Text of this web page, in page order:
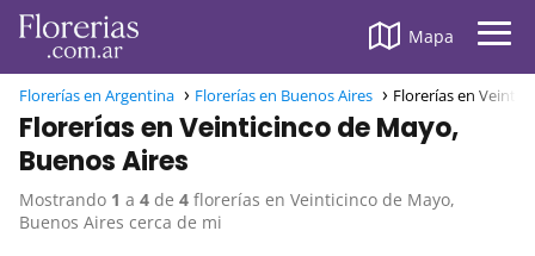
Mapa
Florerías en Argentina Florerías en Buenos Aires Florerías en
Florerías en Veinticinco de Mayo,
Buenos Aires
Mostrando 1 a 4 de 4 florerías en Veinticinco de Mayo,
Buenos Aires cerca de mi